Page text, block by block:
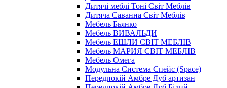
Дитячі меблі Тоні Світ Меблів
Дитяча Саванна Світ Меблів
Мебель Бьянко
Мебель ВИВАЛЬДИ
Мебель ЕШЛИ СВІТ МЕБЛІВ
Мебель МАРИЯ СВІТ МЕБЛІВ
Мебель Омега
Модульна Cистема Спейс (Space)
Передпокій Амбре Дуб артизан